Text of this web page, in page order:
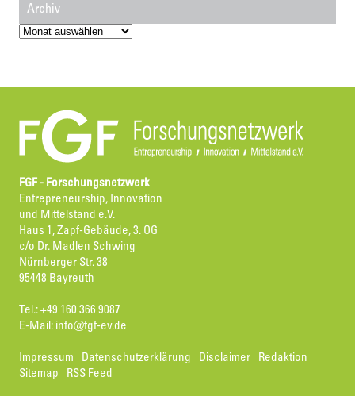
Archiv
Archiv
FGF - Forschungsnetzwerk
Entrepreneurship, Innovation
und Mittelstand e.V.
Haus 1, Zapf-Gebäude, 3. OG
c/o Dr. Madlen Schwing
Nürnberger Str. 38
95448 Bayreuth
Tel.: +49 160 366 9087
E-Mail: info@fgf-ev.de
Impressum Datenschutzerklärung Disclaimer
Redaktion
Sitemap
RSS Feed